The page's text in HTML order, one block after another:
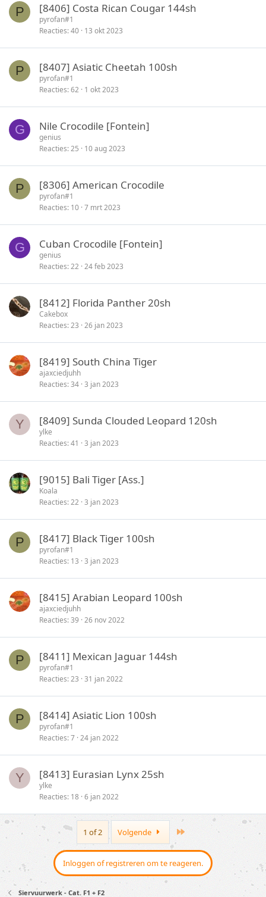
P [8406] Costa Rican Cougar 144sh
pyrofan#1
Reacties 40 13 okt 2023
P [8407] Asiatic Cheetah 100sh
pyrofan#1
Reacties 62 1 okt 2023
G Nile Crocodile [Fontein]
genius
Reacties 25 10 aug 2023
P [8306] American Crocodile
pyrofan#1
Reacties 10 7 mrt 2023
G Cuban Crocodile [Fontein]
genius
Reacties 22 24 feb 2023
[8412] Florida Panther 20sh
Cakebox
Reacties 23 26 jan 2023
[8419] South China Tiger
ajaxciedjuhh
Reacties 34 3 jan 2023
Y [8409] Sunda Clouded Leopard 120sh
ylke
Reacties 41 3 jan 2023
[9015] Bali Tiger [Ass.]
Koala
Reacties 22 3 jan 2023
P [8417] Black Tiger 100sh
pyrofan#1
Reacties 13 3 jan 2023
[8415] Arabian Leopard 100sh
ajaxciedjuhh
Reacties 39 26 nov 2022
P [8411] Mexican Jaguar 144sh
pyrofan#1
Reacties 23 31 jan 2022
P [8414] Asiatic Lion 100sh
pyrofan#1
Reacties 7 24 jan 2022
Y [8413] Eurasian Lynx 25sh
ylke
Reacties 18 6 jan 2022
1 of 2 Volgende
Inloggen of registreren om te reageren.
Siervuurwerk - Cat. F1 + F2